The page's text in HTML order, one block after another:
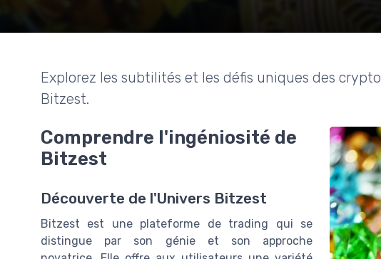
Explorez les subtilités et les défis uniques des
Bitzest.
Comprendre l'ingéniosité de
Bitzest
Découverte de l'Univers Bitzest
Bitzest est une plateforme de trading qui se
distingue par son génie et son approche